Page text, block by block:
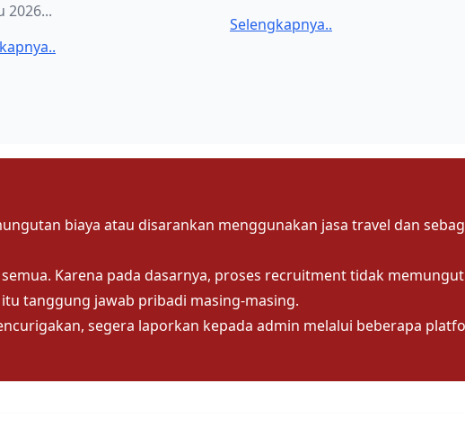
2026...
Selengkapnya..
biaya atau disarankan menggunakan jasa travel dan
Karena pada dasarnya, proses recruitment tidak
tanggung jawab pribadi masing-masing.
segera laporkan kepada admin melalui beberapa